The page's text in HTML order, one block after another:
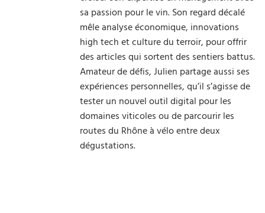
sa passion pour le vin. Son regard décalé
mêle analyse économique, innovations
high tech et culture du terroir, pour offrir
des articles qui sortent des sentiers battus.
Amateur de défis, Julien partage aussi ses
expériences personnelles, qu’il s’agisse de
tester un nouvel outil digital pour les
domaines viticoles ou de parcourir les
routes du Rhône à vélo entre deux
dégustations.